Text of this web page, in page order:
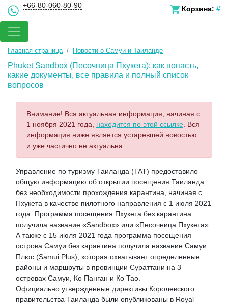
+66-80-060-80-90 Корзина: #
Главная страница Новости о Самуи и Таиланде
Phuket Sandbox (Песочница Пхукета): как попасть,
какие документы, все правила и полный список
вопросов
Внимание! Вся актуальная информация, начиная с
1 ноября 2021 года, находится по этой ссылке . Вся
информация ниже является устаревшей новостью
и уже частично не актуальна.
Управление по туризму Таиланда (TAT) предоставило
общую информацию об открытии посещения Таиланда
без необходимости прохождения карантина, начиная с
Пхукета в качестве пилотного направления с 1 июля 2021
года. Программа посещения Пхукета без карантина
получила название «Sandbox» или «Песочница Пхукета».
А также с 15 июля 2021 года программа посещения
острова Самуи без карантина получила название Самуи
Плюс (Samui Plus), которая охватывает определенные
районы и маршруты в провинции Сураттани на 3
островах Самуи, Ко Панган и Ко Тао.
Официально утвержденные директивы Королевского
правительства Таиланда были опубликованы в Royal